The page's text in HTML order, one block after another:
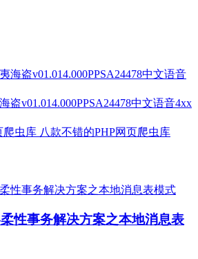
盗v01.014.000PPSA24478中文语音4xx
八款不错的PHP网页爬虫库
性事务解决方案之本地消息表